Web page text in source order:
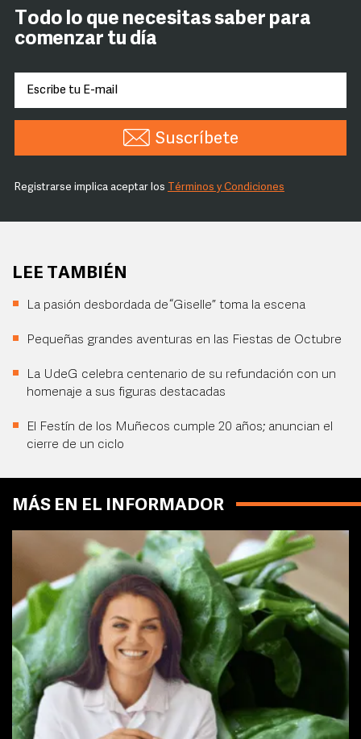
Todo lo que necesitas saber para
comenzar tu día
Suscríbete
Registrarse implica aceptar los Términos y Condiciones
LEE TAMBIÉN
La pasión desbordada de “Giselle” toma la escena
Pequeñas grandes aventuras en las Fiestas de Octubre
La UdeG celebra centenario de su refundación con un
homenaje a sus figuras destacadas
El Festín de los Muñecos cumple 20 años; anuncian el
cierre de un ciclo
MÁS EN EL INFORMADOR